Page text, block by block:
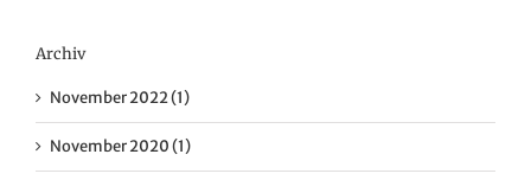
Archiv
November 2022 (1)
November 2020 (1)